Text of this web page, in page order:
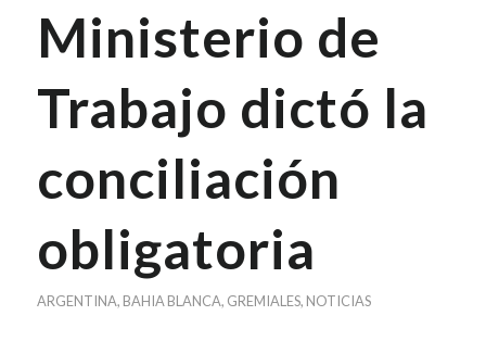
Ministerio de
Trabajo dictó la
conciliación
obligatoria
ARGENTINA, BAHIA BLANCA, GREMIALES, NOTICIAS